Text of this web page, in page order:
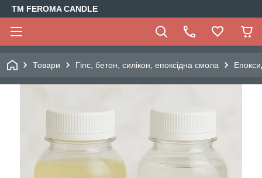
TM FEROMA CANDLE
Товари Гіпс, бетон, силікон, епоксідна смола